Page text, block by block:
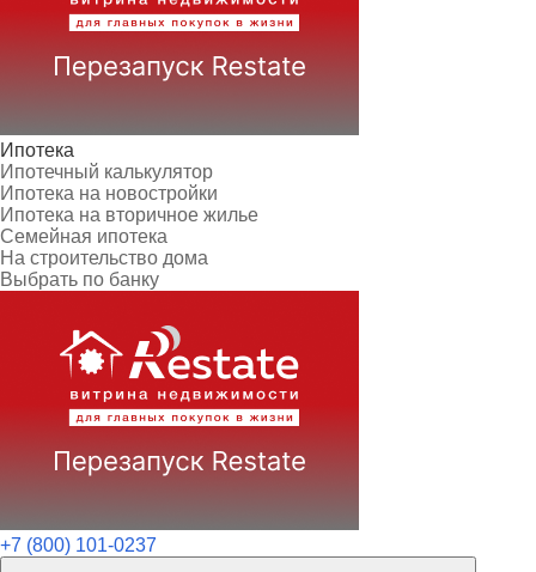
Ипотека
Ипотечный калькулятор
Ипотека на новостройки
Ипотека на вторичное жилье
Семейная ипотека
На строительство дома
Выбрать по банку
+7 (800) 101-0237